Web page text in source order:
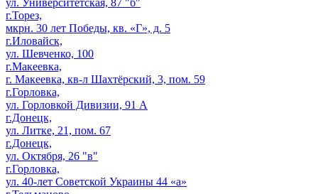
ул. Университетская, 87 "б"
г.Торез,
мкрн. 30 лет Победы, кв. «Г», д. 5
г.Иловайск,
ул. Шевченко, 100
г.Макеевка,
г. Макеевка, кв-л Шахтёрский, 3, пом. 59
г.Горловка,
ул. Горловкой Дивизии, 91 А
г.Донецк,
ул. Литке, 21, пом. 67
г.Донецк,
ул. Октября, 26 "в"
г.Горловка,
ул. 40-лет Советской Украины 44 «а»